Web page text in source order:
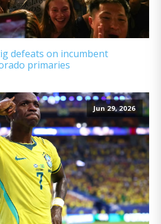
defeats on incumbent
primaries
Jun 29, 2026